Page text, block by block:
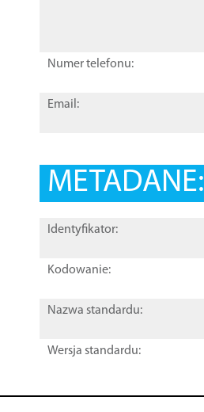
Numer telefonu:
Email:
METADANE:
Identyfikator:
Kodowanie:
Nazwa standardu:
Wersja standardu: